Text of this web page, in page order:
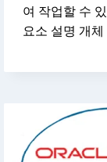
여 작업할 수
요소 설명 개